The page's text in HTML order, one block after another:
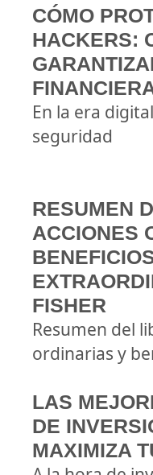
CÓMO
HACKERS:
En la era
seguridad
RESUMEN
ACCIONES
FISHER
Resumen del
ordinarias y
LAS
DE
MAXIMIZA